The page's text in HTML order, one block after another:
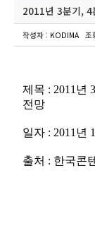
2011년 3분기, 4
작성자 : KODIMA 조
제목 : 2011년
전망
일자 : 2011년
출처 : 한국콘